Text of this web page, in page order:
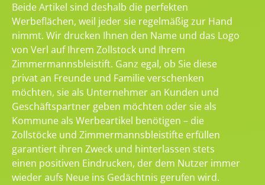
Beide Artikel sind deshalb die perfekten
Werbeflächen, weil jeder sie regelmäßig zur Hand
nimmt. Wir drucken Ihnen den Name und das Logo
von Verl auf Ihrem Zollstock und Ihrem
Zimmermannsbleistift. Ganz egal, ob Sie diese
privat an Freunde und Familie verschenken
möchten, sie als Unternehmer an Kunden und
Geschäftspartner geben möchten oder sie als
Kommune als Werbeartikel benötigen – die
Zollstöcke und Zimmermannsbleistifte erfüllen
garantiert ihren Zweck und hinterlassen stets
einen positiven Eindrucken, der dem Nutzer immer
wieder aufs Neue ins Gedächtnis gerufen wird.